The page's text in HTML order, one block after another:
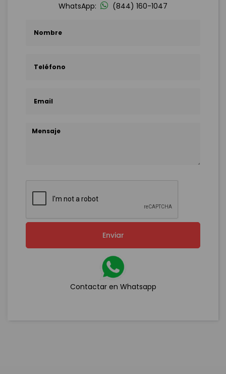
WhatsApp:
(844) 160-1047
Enviar
Contactar en Whatsapp